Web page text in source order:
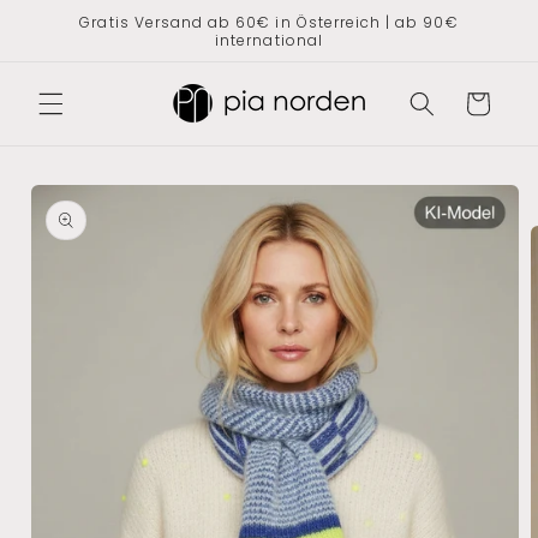
Gratis Versand ab 60€ in Österreich | ab 90€
international
Warenkorb